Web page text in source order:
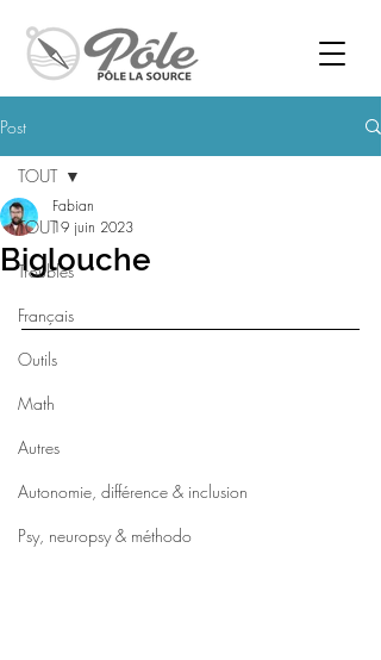
Post
TOUT
Troubles
Français
Outils
Math
Autres
Autonomie, différence & inclusion
Psy, neuropsy & méthodo
TOUT
Biglouche
Fabian
19 juin 2023